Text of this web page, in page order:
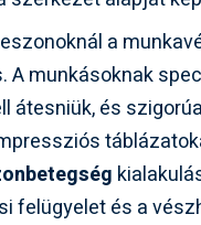
a
A munkásoknak
átesniük, és
felügyelet és a